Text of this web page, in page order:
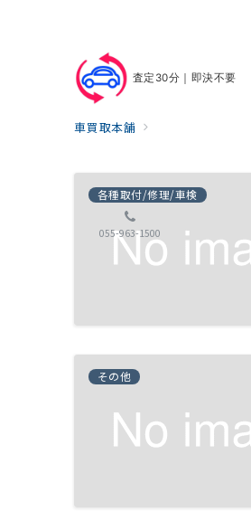
査定30分｜即決不要
055-963-1500
車買取本舗
各種取付/修理/車検
その他